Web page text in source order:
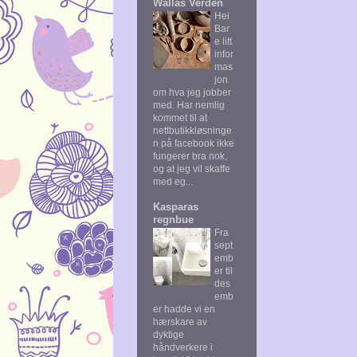
Wallas Verden
Hei
Bar
e litt
infor
mas
jon
om hva jeg jobber
med. Har nemlig
kommet til at
nettbutikkløsninge
n på facebook ikke
fungerer bra nok,
og at jeg vil skaffe
med eg...
Kasparas
regnbue
Fra
sept
emb
er til
des
emb
er hadde vi en
hærskare av
dyktige
håndverkere i